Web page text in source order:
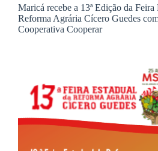
Maricá recebe a 13ª Edição da Feira
Reforma Agrária Cícero Guedes
Cooperativa Cooperar